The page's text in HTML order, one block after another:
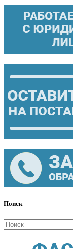
Поиск
Поиск
для: